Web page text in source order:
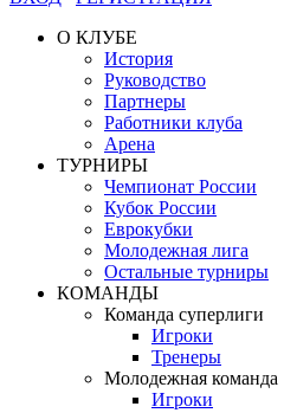
О КЛУБЕ
История
Руководство
Партнеры
Работники клуба
Арена
ТУРНИРЫ
Чемпионат России
Кубок России
Еврокубки
Молодежная лига
Остальные турниры
КОМАНДЫ
Команда суперлиги
Игроки
Тренеры
Молодежная команда
Игроки